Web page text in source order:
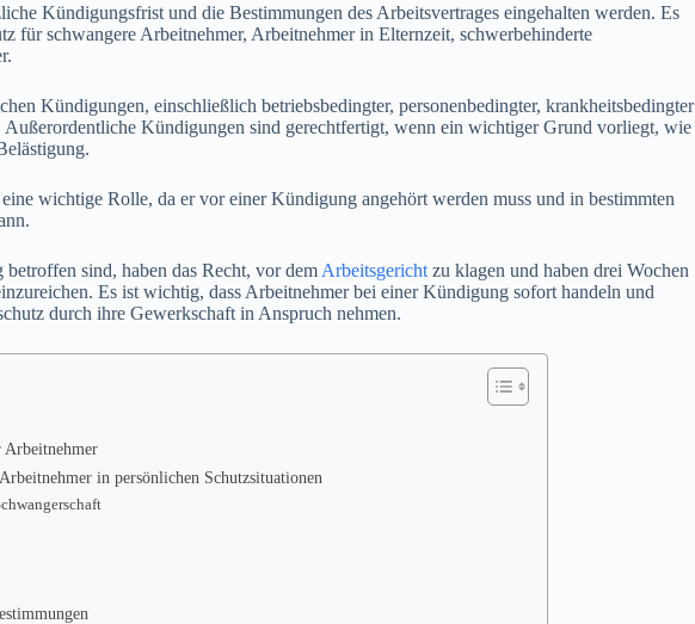
Kündigungsfrist und die Bestimmungen des Arbeitsvertrages eingehalten werden. Es
für schwangere Arbeitnehmer, Arbeitnehmer in Elternzeit, schwerbehinderte
Kündigungen, einschließlich betriebsbedingter, personenbedingter, krankheitsbedingter
Kündigungen sind gerechtfertigt, wenn ein wichtiger Grund vorliegt, wie
wichtige Rolle, da er vor einer Kündigung angehört werden muss und in bestimmten
sind, haben das Recht, vor dem Arbeitsgericht zu klagen und haben drei Wochen
Es ist wichtig, dass Arbeitnehmer bei einer Kündigung sofort handeln und
durch ihre Gewerkschaft in Anspruch nehmen.
Arbeitnehmer
in persönlichen Schutzsituationen